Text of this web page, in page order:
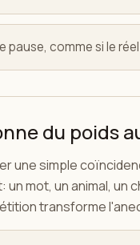
pause, comme si le
du poids
une simple
mot, un animal, un
transforme